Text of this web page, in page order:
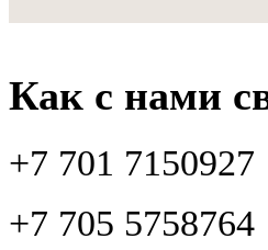
Как с нами
+7 701 7150927
+7 705 5758764